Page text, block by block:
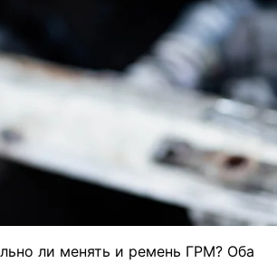
ли менять и ремень ГРМ? Оба